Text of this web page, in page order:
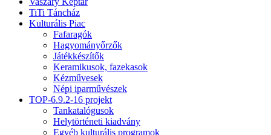
TiTi Táncház
Kulturális Piac
Fafaragók
Hagyományőrzők
Játékkészítők
Keramikusok, fazekasok
Kézművesek
Népi iparművészek
TOP-6.9.2-16 projekt
Tankatalógusok
Helytörténeti kiadvány
Egyéb kulturális programok